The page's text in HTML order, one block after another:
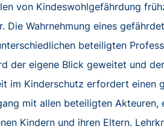
von Kindeswohlgefährdung
Die Wahrnehmung eines
beteiligten
der eigene Blick geweitet und
im Kinderschutz erfordert einen
mit allen beteiligten Akteuren,
Kindern und ihren Eltern.